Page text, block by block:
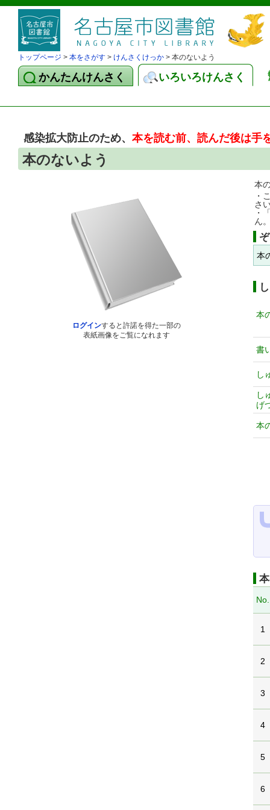
トップページ > 本をさがす > けんさくけっか > 本のないよう
かんたんけんさく いろいろけんさく
感染拡大防止のため、本を読む前、読んだ後は手
本のないよう
ログインすると許諾を得た一部の
表紙画像をご覧になれます
本
・
さ
・
ん
本
本
書
し
し
げ
本
No.
1
2
3
4
5
6